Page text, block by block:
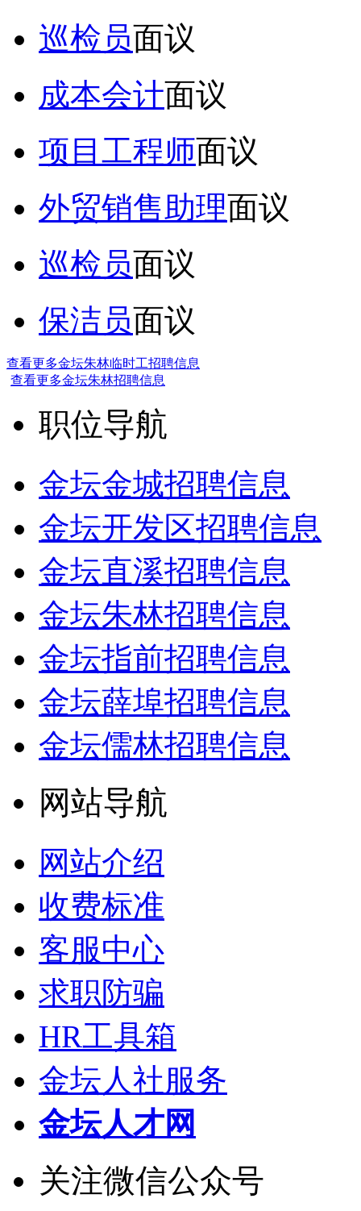
巡检员面议
成本会计面议
项目工程师面议
外贸销售助理面议
巡检员面议
保洁员面议
查看更多金坛朱林临时工招聘信息
查看更多金坛朱林招聘信息
职位导航
金坛金城招聘信息
金坛开发区招聘信息
金坛直溪招聘信息
金坛朱林招聘信息
金坛指前招聘信息
金坛薛埠招聘信息
金坛儒林招聘信息
网站导航
网站介绍
收费标准
客服中心
求职防骗
HR工具箱
金坛人社服务
金坛人才网
关注微信公众号